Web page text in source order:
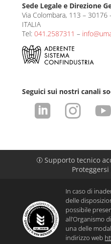
Sede Legale e Direzione
Via Colombara, 113 – 30176
ITALIA
Tel: 041.2587311 –
Seguici sui nostri canali
  
p Supporto tecnico
In caso di
delle
possibile
all’Organismo
una delle
indirizzo web